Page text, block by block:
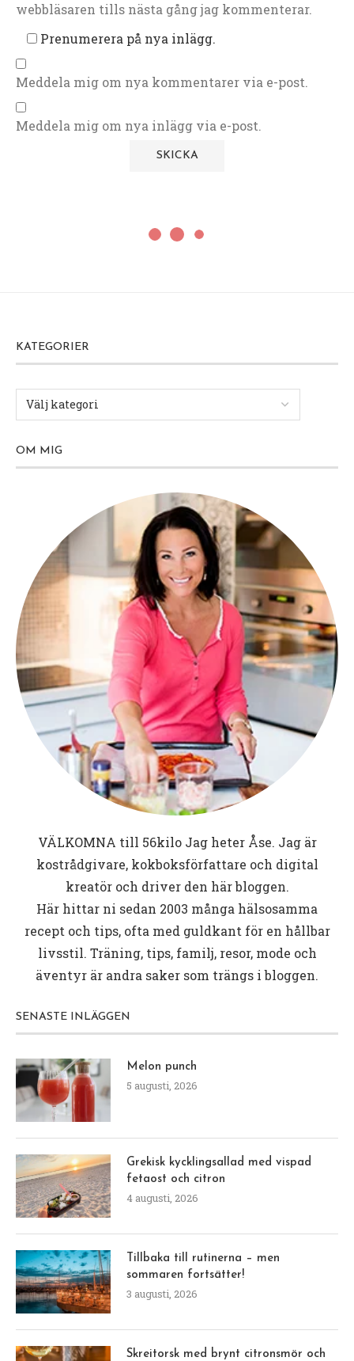
webbläsaren tills nästa gång jag kommenterar.
Prenumerera på nya inlägg.
Meddela mig om nya kommentarer via e-post.
Meddela mig om nya inlägg via e-post.
KATEGORIER
OM MIG
VÄLKOMNA till 56kiloJag heter Åse. Jag är
kostrådgivare, kokboksförfattare och digital
kreatör och driver den här bloggen.
Här hittar ni sedan 2003 många hälsosamma
recept och tips, ofta med guldkant för en hållbar
livsstil. Träning, tips, familj, resor, mode och
äventyr är andra saker som trängs i bloggen.
SENASTE INLÄGGEN
Melon punch
5 augusti, 2026
Grekisk kycklingsallad med vispad
fetaost och citron
4 augusti, 2026
Tillbaka till rutinerna – men
sommaren fortsätter!
3 augusti, 2026
Skreitorsk med brynt citronsmör och